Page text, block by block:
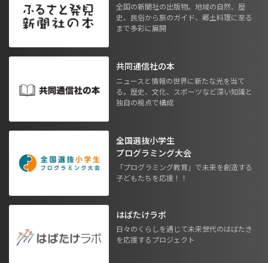
全国の新聞社の出版物。地域の自然、歴
史、民俗から旅のガイド、郷土料理に至る
まで多彩に展開
共同通信社の本
ニュースと情報の世界に新たな光を当て
る。歴史、文化、スポーツなど深い知識と
独自の視点で構成
全国選抜小学生
プログラミング大会
「プログラミング教育」で未来を創造する
子どもたちを応援！！
はばたけラボ
日々のくらしを通じて未来世代のはばたき
を応援するプロジェクト